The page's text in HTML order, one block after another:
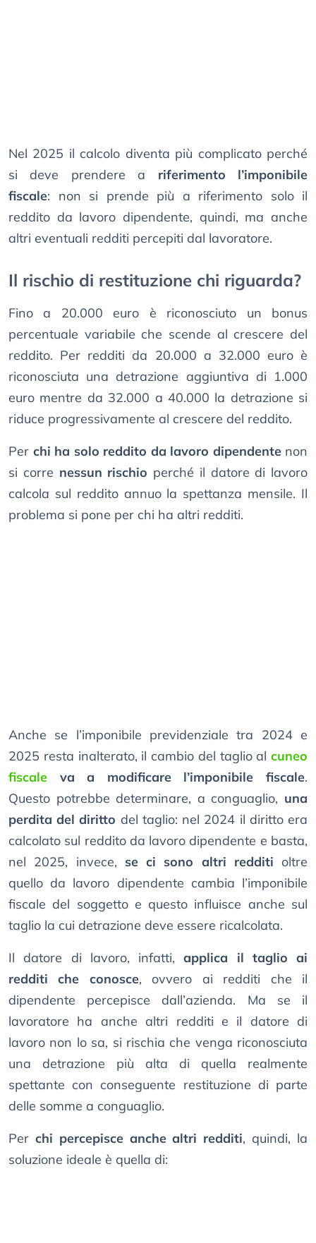
Nel 2025 il calcolo diventa più complicato perché
si deve prendere a riferimento l’imponibile
fiscale: non si prende più a riferimento solo il
reddito da lavoro dipendente, quindi, ma anche
altri eventuali redditi percepiti dal lavoratore.
Il rischio di restituzione chi riguarda?
Fino a 20.000 euro è riconosciuto un bonus
percentuale variabile che scende al crescere del
reddito. Per redditi da 20.000 a 32.000 euro è
riconosciuta una detrazione aggiuntiva di 1.000
euro mentre da 32.000 a 40.000 la detrazione si
riduce progressivamente al crescere del reddito.
Per chi ha solo reddito da lavoro dipendentenon
si corre nessun rischio perché il datore di lavoro
calcola sul reddito annuo la spettanza mensile. Il
problema si pone per chi ha altri redditi.
Anche se l’imponibile previdenziale tra 2024 e
2025 resta inalterato, il cambio del taglio al cuneo
fiscale
va a modificare l’imponibile fiscale.
Questo potrebbe determinare, a conguaglio, una
perdita del diritto del taglio: nel 2024 il diritto era
calcolato sul reddito da lavoro dipendente e basta,
nel 2025, invece, se ci sono altri redditi oltre
quello da lavoro dipendente cambia l’imponibile
fiscale del soggetto e questo influisce anche sul
taglio la cui detrazione deve essere ricalcolata.
Il datore di lavoro, infatti,applica il taglio ai
redditi che conosce, ovvero ai redditi che il
dipendente percepisce dall’azienda. Ma se il
lavoratore ha anche altri redditi e il datore di
lavoro non lo sa, si rischia che venga riconosciuta
una detrazione più alta di quella realmente
spettante con conseguente restituzione di parte
delle somme a conguaglio.
Per chi percepisce anche altri redditi, quindi, la
soluzione ideale è quella di: